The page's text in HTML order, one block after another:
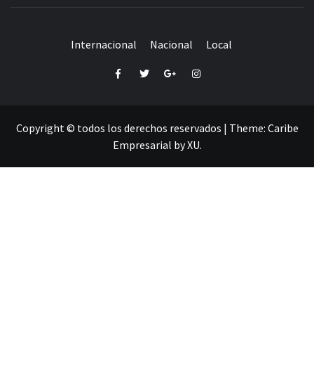
Internacional Nacional Local
FacebookTwitterGoogle+Instagram
Copyright © todos los derechos reservados | Theme: Caribe
Empresarial byXU.